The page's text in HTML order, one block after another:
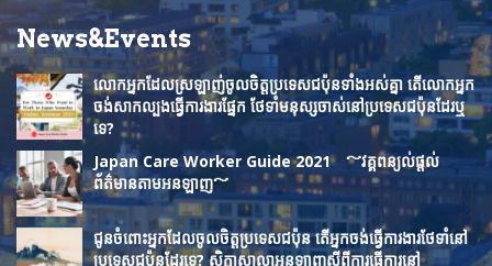
n
n
e
News&Events
លោកអ្នកដែលស្រឡាញ់ចូលចិត្តប្រទេសជប៉ុនទាំងអស់គ្នា តើលោកអ្នក
ចង់សាកល្បងធ្វើការងារផ្នែក ថែទាំមនុស្សចាស់នៅប្រទេសជប៉ុនដែរឬ
ទេ?
Japan Care Worker Guide 2021 ～វគ្គពន្យល់ផ្ដល់
ព័ត៌មានតាមអនឡាញ～
ជូនចំពោះអ្នកដែលចូលចិត្តប្រទេសជប៉ុន តើអ្នកចង់ធ្វើការងារថែទាំនៅ
ប្រទេសជប៉ុនដែរទេ? សិក្ខាសាលាអនឡាញស្តីពីការធ្វើការនៅ